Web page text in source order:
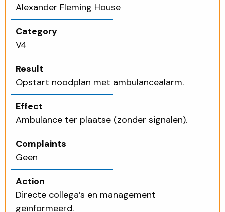
Alexander Fleming House
Category
V4
Result
Opstart noodplan met ambulancealarm.
Effect
Ambulance ter plaatse (zonder signalen).
Complaints
Geen
Action
Directe collega’s en management
geïnformeerd.